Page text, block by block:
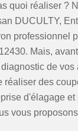
quoi réaliser ?
DUCULTY,
professionnel
Mais,
de vos
réaliser des
d'élagage et
vous